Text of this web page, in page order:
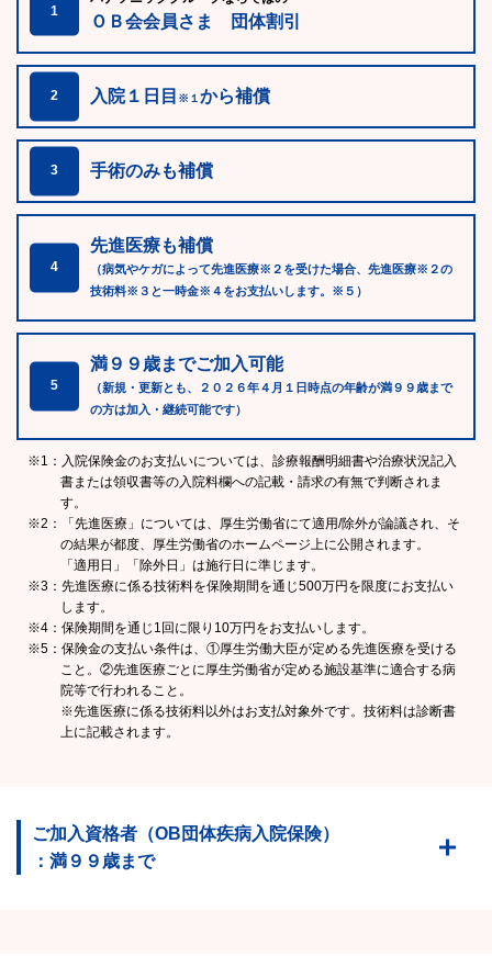
1
ＯＢ会会員さま 団体割引
2 入院１日目 ※１ から補償
3 手術のみも補償
4
先進医療も補償
（病気やケガによって先進医療※２を受けた場合、先進医療※２の
技術料※３と一時金※４をお支払いします。※５）
5
満９９歳までご加入可能
（新規・更新とも、２０２６年４月１日時点の年齢が満９９歳まで
の方は加入・継続可能です）
※1：入院保険金のお支払いについては、診療報酬明細書や治療状況記入
書または領収書等の入院料欄への記載・請求の有無で判断されま
す。
※2：「先進医療」については、厚生労働省にて適用/除外が論議され、そ
の結果が都度、厚生労働省のホームページ上に公開されます。
「適用日」「除外日」は施行日に準じます。
※3：先進医療に係る技術料を保険期間を通じ500万円を限度にお支払い
します。
※4：保険期間を通じ1回に限り10万円をお支払いします。
※5：保険金の支払い条件は、①厚生労働大臣が定める先進医療を受ける
こと。②先進医療ごとに厚生労働省が定める施設基準に適合する病
院等で行われること。
※先進医療に係る技術料以外はお支払対象外です。技術料は診断書
上に記載されます。
ご加入資格者（OB団体疾病入院保険）
：満９９歳まで